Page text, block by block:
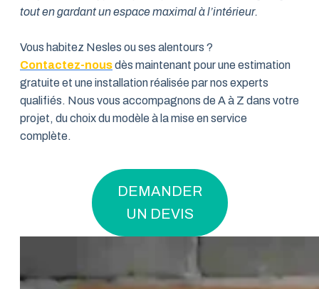
tout en gardant un espace maximal à l’intérieur.
Vous habitez Nesles ou ses alentours ?
Contactez-nousdès maintenant pour une estimation
gratuite et une installation réalisée par nos experts
qualifiés. Nous vous accompagnons de A à Z dans votre
projet, du choix du modèle à la mise en service
complète.
DEMANDER
UN DEVIS